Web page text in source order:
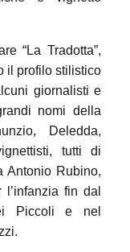
“La Tradotta”,
il profilo stilistico
giornalisti e
nomi della
Deledda,
tutti di
Antonio Rubino,
fin dal
Piccoli e nel